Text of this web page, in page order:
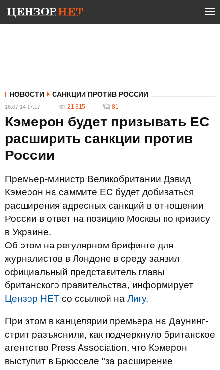
НОВОСТИ САНКЦИИ ПРОТИВ РОССИИ
16.07.14 17:17 21 315 81
Кэмерон будет призывать ЕС
расширить санкции против
России
Премьер-министр Великобритании Дэвид
Кэмерон на саммите ЕС будет добиваться
расширения адресных санкций в отношении
России в ответ на позицию Москвы по кризису
в Украине.
Об этом на регулярном брифинге для
журналистов в Лондоне в среду заявил
официальный представитель главы
британского правительства, информирует
Цензор НЕТ со ссылкой на Лигу.
При этом в канцелярии премьера на Даунинг-
стрит разъяснили, как подчеркнуло британское
агентство Press Association, что Кэмерон
выступит в Брюсселе "за расширение